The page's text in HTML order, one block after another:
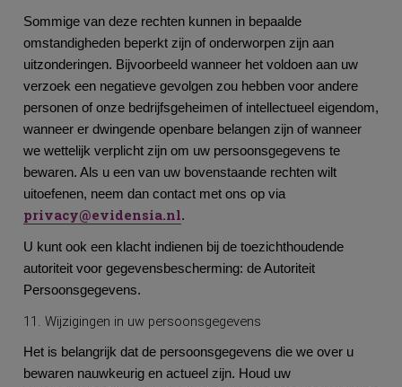
Sommige van deze rechten kunnen in bepaalde
omstandigheden beperkt zijn of onderworpen zijn aan
uitzonderingen. Bijvoorbeeld wanneer het voldoen aan uw
verzoek een negatieve gevolgen zou hebben voor andere
personen of onze bedrijfsgeheimen of intellectueel eigendom,
wanneer er dwingende openbare belangen zijn of wanneer
we wettelijk verplicht zijn om uw persoonsgegevens te
bewaren. Als u een van uw bovenstaande rechten wilt
uitoefenen, neem dan contact met ons op via
privacy@evidensia.nl.
U kunt ook een klacht indienen bij de toezichthoudende
autoriteit voor gegevensbescherming: de Autoriteit
Persoonsgegevens.
11. Wijzigingen in uw persoonsgegevens
Het is belangrijk dat de persoonsgegevens die we over u
bewaren nauwkeurig en actueel zijn. Houd uw